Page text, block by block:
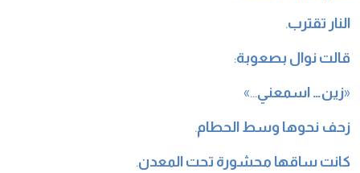
النار تقترب.
قالت نوال بصعوبة:
«زين… اسمعني…»
زحف نحوها وسط الحطام.
كانت ساقها محشورة تحت المعدن.